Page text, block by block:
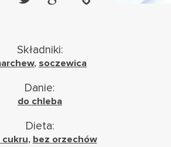
Składniki:
, soczewica
Danie:
do chleba
Dieta:
cukru, bez orzechów